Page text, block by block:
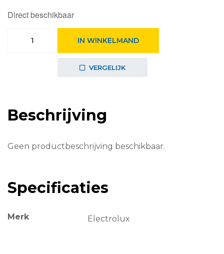
Direct beschikbaar
IN WINKELMAND
VERGELIJK
Beschrijving
Geen productbeschrijving beschikbaar.
Specificaties
Merk Electrolux